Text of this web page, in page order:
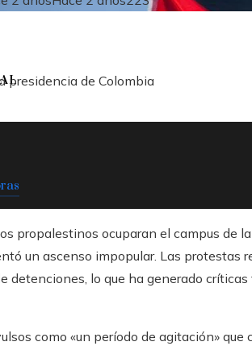
presidencia de Colombia
propalestinos ocuparan el campus de
un ascenso impopular. Las protestas
detenciones, lo que ha generado
como «un período de agitación»